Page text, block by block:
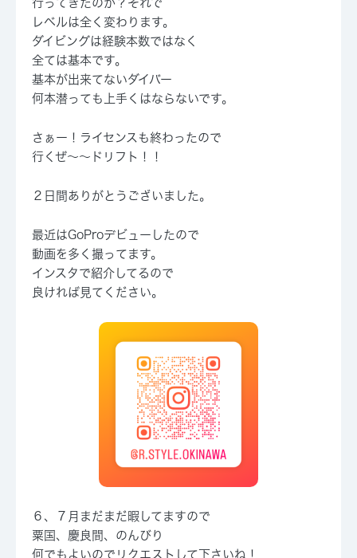
行ってきたのか？それで
レベルは全く変わります。
ダイビングは経験本数ではなく
全ては基本です。
基本が出来てないダイバー
何本潜っても上手くはならないです。
さぁー！ライセンスも終わったので
行くぜ～～ドリフト！！
２日間ありがとうございました。
最近はGoProデビューしたので
動画を多く撮ってます。
インスタで紹介してるので
良ければ見てください。
６、７月まだまだ暇してますので
粟国、慶良間、のんびり
何でもよいのでリクエストして下さいね！